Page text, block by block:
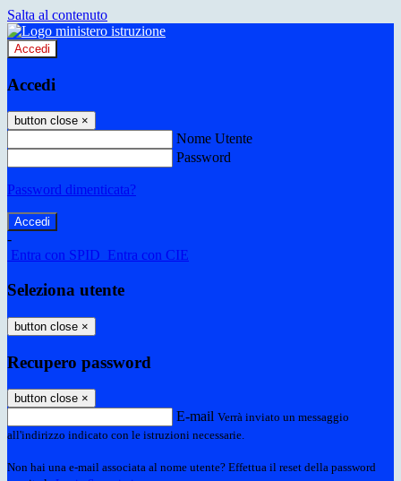
Salta al contenuto
Accedi
Accedi
button close ×
Nome Utente
Password
Password dimenticata?
-
Entra con SPID Entra con CIE
Seleziona utente
button close ×
Recupero password
button close ×
E-mail Verrà inviato un messaggio
all'indirizzo indicato con le istruzioni necessarie.
Non hai una e-mail associata al nome utente? Effettua il reset della password